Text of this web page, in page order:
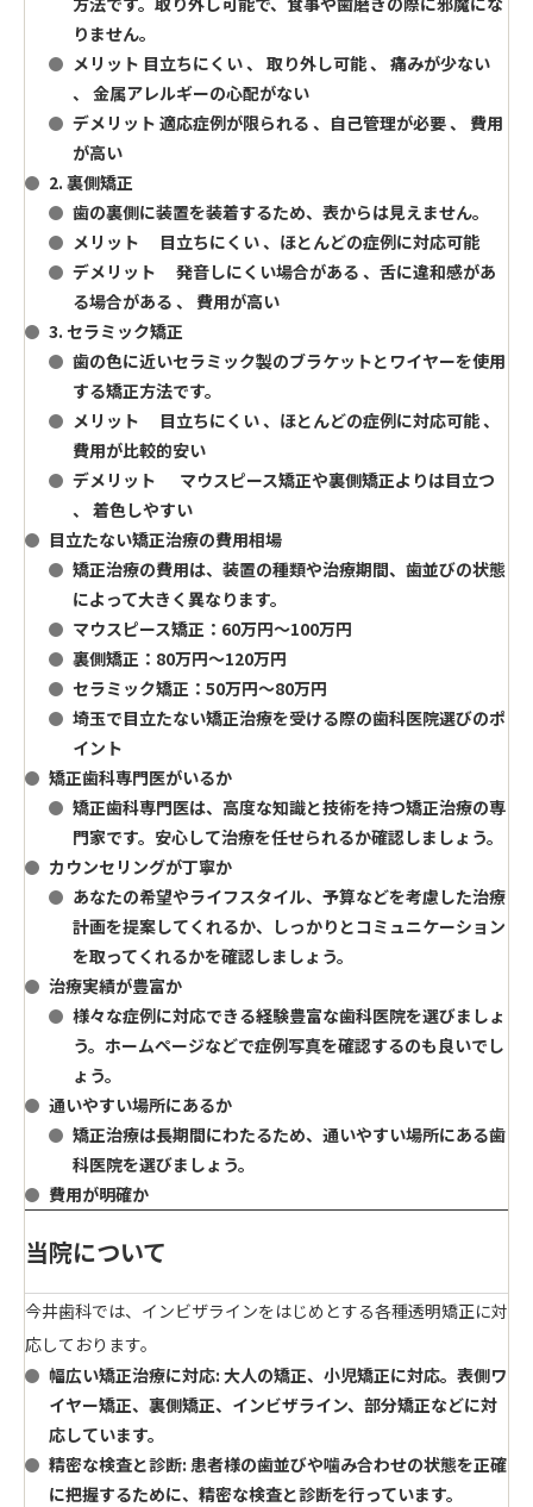
りません。
メリット 目立ちにくい 、 取り外し可能 、 痛みが少ない
、 金属アレルギーの心配がない
デメリット 適応症例が限られる 、自己管理が必要 、 費用
が高い
2. 裏側矯正
歯の裏側に装置を装着するため、表からは見えません。
メリット 目立ちにくい 、ほとんどの症例に対応可能
デメリット 発音しにくい場合がある 、舌に違和感があ
る場合がある 、 費用が高い
3. セラミック矯正
歯の色に近いセラミック製のブラケットとワイヤーを使用
する矯正方法です。
メリット 目立ちにくい 、ほとんどの症例に対応可能 、
費用が比較的安い
デメリット マウスピース矯正や裏側矯正よりは目立つ
、 着色しやすい
目立たない矯正治療の費用相場
矯正治療の費用は、装置の種類や治療期間、歯並びの状態
によって大きく異なります。
マウスピース矯正：60万円～100万円
裏側矯正：80万円～120万円
セラミック矯正：50万円～80万円
埼玉で目立たない矯正治療を受ける際の歯科医院選びのポ
イント
矯正歯科専門医がいるか
矯正歯科専門医は、高度な知識と技術を持つ矯正治療の専
門家です。安心して治療を任せられるか確認しましょう。
カウンセリングが丁寧か
あなたの希望やライフスタイル、予算などを考慮した治療
計画を提案してくれるか、しっかりとコミュニケーション
を取ってくれるかを確認しましょう。
治療実績が豊富か
様々な症例に対応できる経験豊富な歯科医院を選びましょ
う。ホームページなどで症例写真を確認するのも良いでし
ょう。
通いやすい場所にあるか
矯正治療は長期間にわたるため、通いやすい場所にある歯
科医院を選びましょう。
費用が明確か
当院について
今井歯科では、 インビザラインをはじめとする各種透明矯正に対
応しております。
幅広い矯正治療に対応: 大人の矯正、小児矯正に対応。表側ワ
イヤー矯正、裏側矯正、インビザライン、部分矯正などに対
応しています。
精密な検査と診断: 患者様の歯並びや噛み合わせの状態を正確
に把握するために、精密な検査と診断を行っています。